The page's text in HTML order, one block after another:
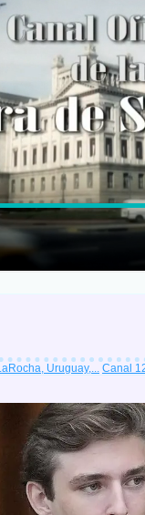
Uruguay,... Canal